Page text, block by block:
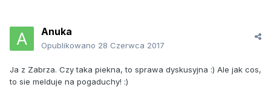
Anuka
Opublikowano 28 Czerwca 2017
Ja z Zabrza. Czy taka piekna, to sprawa dyskusyjna :) Ale jak cos,
to sie melduje na pogaduchy! :)